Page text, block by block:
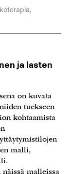
ja lasten
on kuvata
tuekseen
kohtaamista
malli,
malleissa